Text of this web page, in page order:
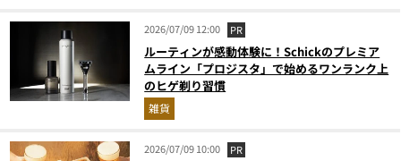
2026/07/09 12:00 PR
ルーティンが感動体験に！Schickのプレミア
ムライン「プロジスタ」で始めるワンランク上
のヒゲ剃り習慣
雑貨
2026/07/09 10:00 PR